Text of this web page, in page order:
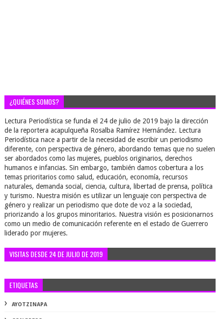
¿QUIÉNES SOMOS?
Lectura Periodística se funda el 24 de julio de 2019 bajo la dirección
de la reportera acapulqueña Rosalba Ramírez Hernández. Lectura
Periodística nace a partir de la necesidad de escribir un periodismo
diferente, con perspectiva de género, abordando temas que no suelen
ser abordados como las mujeres, pueblos originarios, derechos
humanos e infancias. Sin embargo, también damos cobertura a los
temas prioritarios como salud, educación, economía, recursos
naturales, demanda social, ciencia, cultura, libertad de prensa, política
y turismo. Nuestra misión es utilizar un lenguaje con perspectiva de
género y realizar un periodismo que dote de voz a la sociedad,
priorizando a los grupos minoritarios. Nuestra visión es posicionarnos
como un medio de comunicación referente en el estado de Guerrero
liderado por mujeres.
VISITAS DESDE 24 DE JULIO DE 2019
ETIQUETAS
AYOTZINAPA